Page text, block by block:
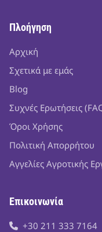
Πλοήγηση
Αρχική
Σχετικά με εμάς
Blog
Συχνές Ερωτήσεις
Όροι Χρήσης
Πολιτική Απορρήτου
Αγγελίες Αγροτικής
Επικοινωνία
+30 211 333 7164